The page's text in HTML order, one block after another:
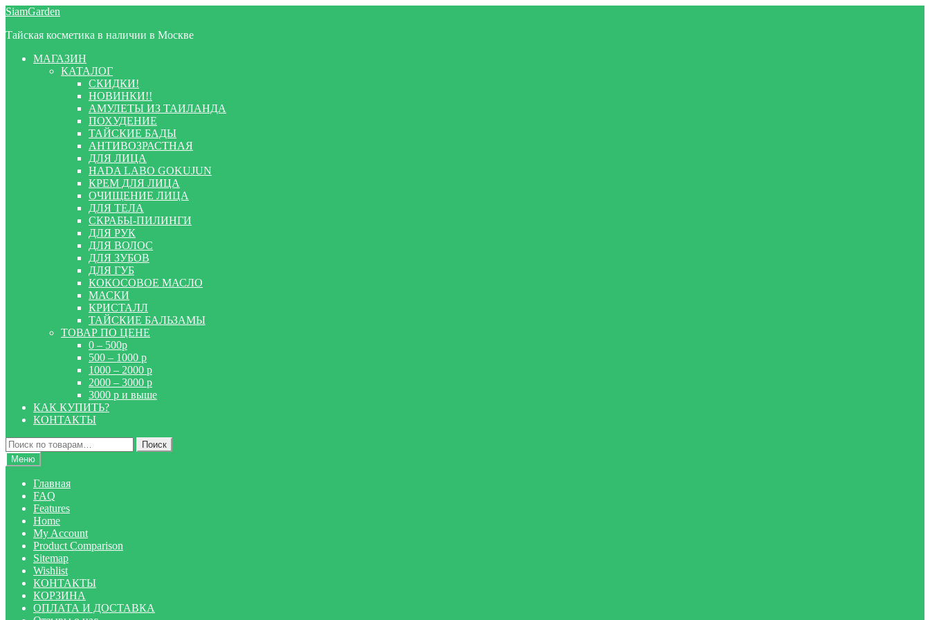
Перейти
навигации
Перейти
содержимому
SiamGarden
Тайская косметика в наличии в Москве
МАГАЗИН
КАТАЛОГ
СКИДКИ!
НОВИНКИ!!
АМУЛЕТЫ ИЗ ТАИЛАНДА
ПОХУДЕНИЕ
ТАЙСКИЕ БАДЫ
АНТИВОЗРАСТНАЯ
ДЛЯ ЛИЦА
HADA LABO GOKUJUN
КРЕМ ДЛЯ ЛИЦА
ОЧИЩЕНИЕ ЛИЦА
ДЛЯ ТЕЛА
СКРАБЫ-ПИЛИНГИ
ДЛЯ РУК
ДЛЯ ВОЛОС
ДЛЯ ЗУБОВ
ДЛЯ ГУБ
КОКОСОВОЕ МАСЛО
МАСКИ
КРИСТАЛЛ
ТАЙСКИЕ БАЛЬЗАМЫ
ТОВАР ПО ЦЕНЕ
0 – 500р
500 – 1000 р
1000 – 2000 р
2000 – 3000 р
3000 р и выше
КАК КУПИТЬ?
КОНТАКТЫ
Искать:
Поиск
Меню
Главная
FAQ
Features
Home
My Account
Product Comparison
Sitemap
Wishlist
КОНТАКТЫ
КОРЗИНА
ОПЛАТА И ДОСТАВКА